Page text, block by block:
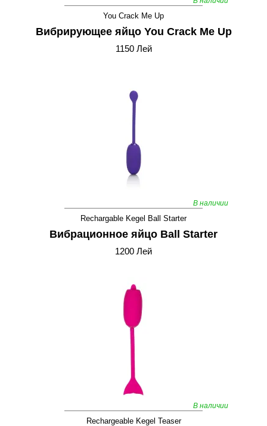
You Crack Me Up
Вибрирующее яйцо You Crack Me Up
1150 Лей
В наличии
Rechargable Kegel Ball Starter
Вибрационное яйцо Ball Starter
1200 Лей
В наличии
Rechargeable Kegel Teaser